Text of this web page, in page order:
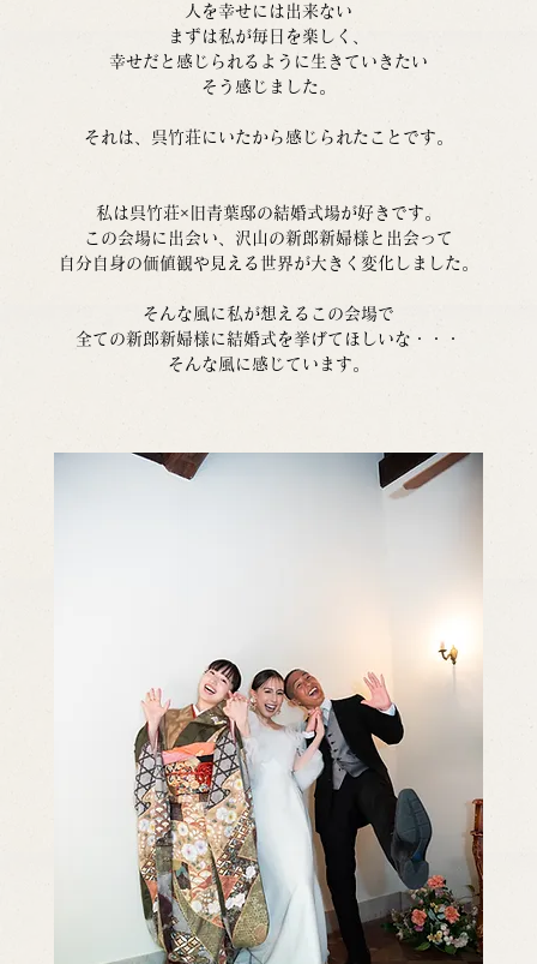
人を幸せには出来ない
まずは私が毎日を楽しく、
幸せだと感じられるように生きていきたい
そう感じました。
それは、呉竹荘にいたから感じられたことです。
私は呉竹荘×旧青葉邸の結婚式場が好きです。
この会場に出会い、沢山の新郎新婦様と出会って
自分自身の価値観や見える世界が大きく変化しました。
そんな風に私が想えるこの会場で
全ての新郎新婦様に結婚式を挙げてほしいな・・・
そんな風に感じています。